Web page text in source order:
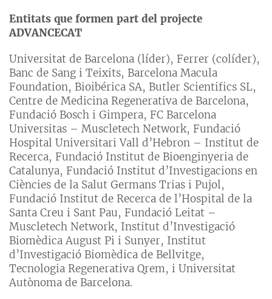
Entitats que formen part del projecte
ADVANCECAT
Universitat de Barcelona (líder), Ferrer (colíder),
Banc de Sang i Teixits, Barcelona Macula
Foundation, Bioibérica SA, Butler Scientifics SL,
Centre de Medicina Regenerativa de Barcelona,
Fundació Bosch i Gimpera, FC Barcelona
Universitas – Muscletech Network, Fundació
Hospital Universitari Vall d’Hebron – Institut de
Recerca, Fundació Institut de Bioenginyeria de
Catalunya, Fundació Institut d’Investigacions en
Ciències de la Salut Germans Trias i Pujol,
Fundació Institut de Recerca de l’Hospital de la
Santa Creu i Sant Pau, Fundació Leitat –
Muscletech Network, Institut d’Investigació
Biomèdica August Pi i Sunyer, Institut
d’Investigació Biomèdica de Bellvitge,
Tecnologia Regenerativa Qrem, i Universitat
Autònoma de Barcelona.